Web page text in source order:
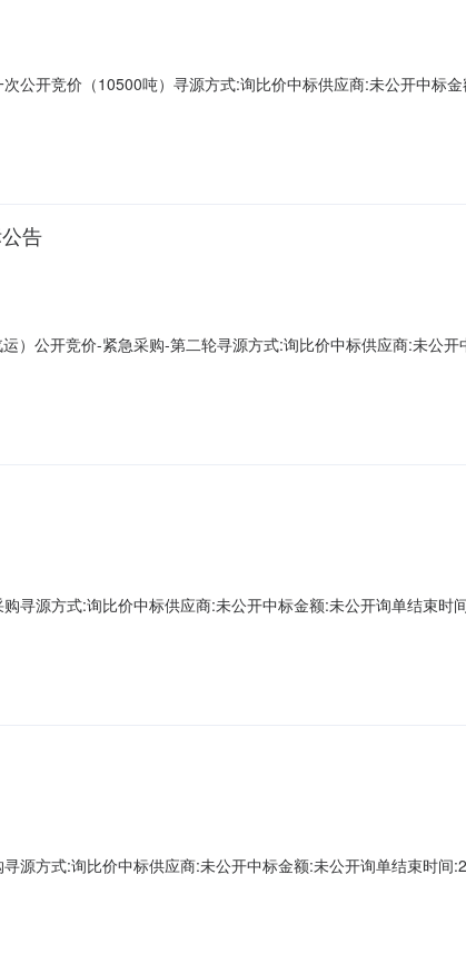
公开竞价（10500吨）寻源方式:询比价中标供应商:未公开中标
告
）公开竞价-紧急采购-第二轮寻源方式:询比价中标供应商:未公开
寻源方式:询比价中标供应商:未公开中标金额:未公开询单结束时
源方式:询比价中标供应商:未公开中标金额:未公开询单结束时间